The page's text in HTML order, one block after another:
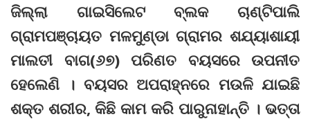
ଜିଲ୍ଲା ଗାଇସିଲେଟ ବ୍ଲକ ଚାଣ୍ଟିପାଲି
ଗ୍ରାମପଞ୍ଚାୟତ ମଳମୁଣ୍ଡା ଗ୍ରାମର ଶଯ୍ୟାଶାୟୀ
ମାଲତୀ ବାଗ(୬୭) ପରିଣତ ବୟସରେ ଉପନୀତ
ହେଲେଣି । ବୟସର ଅପରାହ୍ନରେ ମଉଳି ଯାଇଛି
ଶକ୍ତ ଶରୀର, କିଛି କାମ କରି ପାରୁନାହାନ୍ତି । ଭତ୍ତା